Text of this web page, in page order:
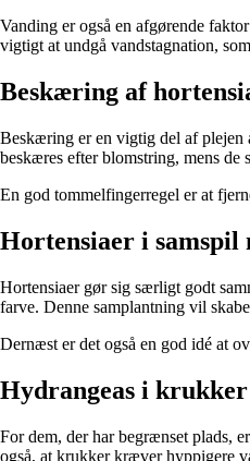
Vanding er også en afgørende
vigtigt at undgå vandstagnation,
Beskæring af
Beskæring er en vigtig del af plejen
beskæres efter blomstring, mens de
En god tommelfingerregel er at
Hortensiaer i samspil
Hortensiaer gør sig særligt godt
farve. Denne samplantning vil
Dernæst er det også en god idé at
Hydrangeas i krukker
For dem, der har begrænset plads,
også, at krukker kræver hyppigere